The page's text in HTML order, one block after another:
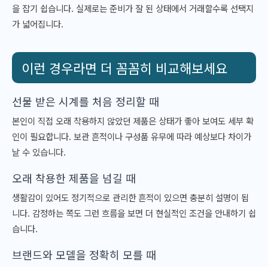
을 잡기 쉽습니다. 실제로는 준비가 잘 된 상태에서 거래할수록 선택지
가 넓어집니다.
이런 경우라면 더 꼼꼼히 비교해보세요
선물 받은 시계를 처음 정리할 때
본인이 직접 오래 착용하지 않았던 제품은 상태가 좋아 보여도 세부 확
인이 필요합니다. 보관 흔적이나 구성품 유무에 따라 예상보다 차이가
날 수 있습니다.
오래 착용한 제품을 넘길 때
생활감이 있어도 정기적으로 관리한 흔적이 있으면 충분히 설명이 됩
니다. 감정하는 쪽도 그런 흐름을 보면 더 현실적인 조건을 안내하기 쉽
습니다.
브랜드와 모델을 정확히 모를 때